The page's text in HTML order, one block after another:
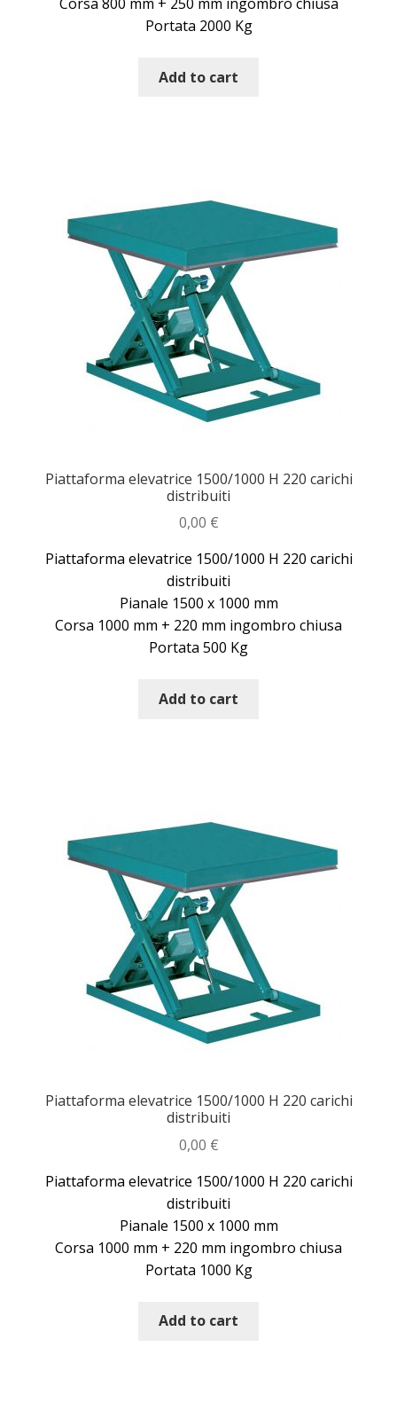
Portata 2000 Kg
Add to cart
Piattaforma elevatrice 1500/1000 H 220 carichi
distribuiti
0,00 €
Piattaforma elevatrice 1500/1000 H 220 carichi
distribuiti
Pianale 1500 x 1000 mm
Corsa 1000 mm + 220 mm ingombro chiusa
Portata 500 Kg
Add to cart
Piattaforma elevatrice 1500/1000 H 220 carichi
distribuiti
0,00 €
Piattaforma elevatrice 1500/1000 H 220 carichi
distribuiti
Pianale 1500 x 1000 mm
Corsa 1000 mm + 220 mm ingombro chiusa
Portata 1000 Kg
Add to cart